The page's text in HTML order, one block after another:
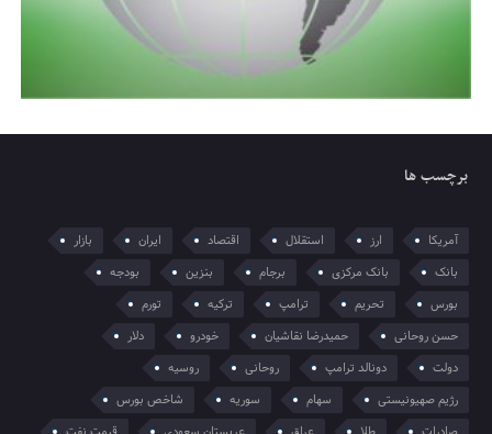
برچسب ها
آمریکا ارز استقلال اقتصاد ایران
بازار
بانک
بانک مرکزی برجام بنزین
بودجه
بورس
تحریم ترامپ ترکیه
تورم
حسن روحانی
حمیدرضا نقاشیان خودرو
دلار
دولت
دونالد ترامپ روحانی
روسیه
رژیم صهیونیستی
سهام سوریه
شاخص بورس